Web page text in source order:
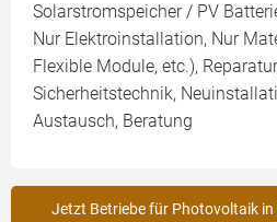
Solarstromspeicher / PV
Nur Elektroinstallation, Nur
Flexible Module, etc.),
Sicherheitstechnik,
Austausch, Beratung
Jetzt Betriebe für Photovoltaik in